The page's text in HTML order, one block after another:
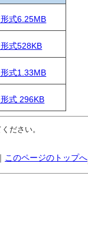
式6.25MB
式528KB
式1.33MB
式 296KB
ださい。
｜ このページのトップへ